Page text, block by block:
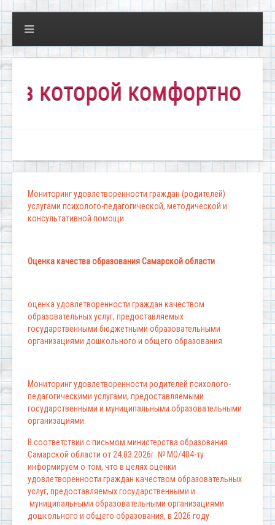
комфортно всем!"
Мониторинг удовлетворенности граждан (родителей)
услугами психолого-педагогической, методической и
консультативной помощи
Оценка качества образования Самарской области
оценка удовлетворенности граждан качеством
образовательных услуг, предоставляемых
государственными бюджетными образовательными
организациями дошкольного и общего образования
Мониторинг удовлетворенности родителей психолого-
педагогическими услугами, предоставляемыми
государственными и муниципальными образовательными
организациями.
В соответствии с письмом министерства образования
Самарской области от 24.03.2026г. № МО/404-ту
информируем о том, что в целях оценки
удовлетворенности граждан качеством образовательных
услуг, предоставляемых государственными и
муниципальными образовательными организациями
дошкольного и общего образования, в 2026 году